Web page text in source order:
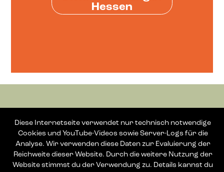
Diese Internetseite verwendet nur technisch notwendige
Cookies und YouTube-Videos sowie Server-Logs für die
Analyse. Wir verwenden diese Daten zur Evaluierung der
Reichweite dieser Website. Durch die weitere Nutzung der
Website stimmst du der Verwendung zu. Details kannst du
Hessen